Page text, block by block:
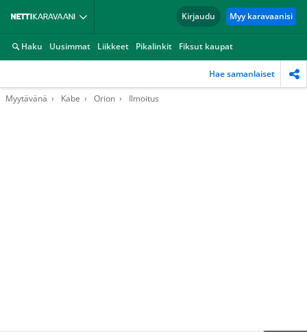
Kirjaudu Myy karavaanisi
Haku Uusimmat Liikkeet Pikalinkit Fiksut kaupat
Hae samanlaiset
Myytävänä Kabe Orion Ilmoitus